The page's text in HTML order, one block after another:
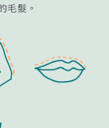
毛髮。